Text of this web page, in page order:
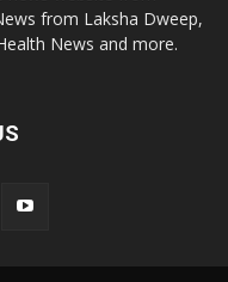
from Laksha Dweep,
News and more.